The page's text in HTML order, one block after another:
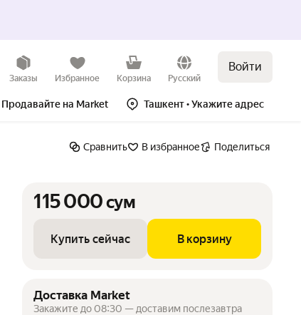
Заказы Избранное Корзина Русский
Войти
Продавайте на Market Ташкент• Укажите адрес
Сравнить В избранное Поделиться
115 000сум
Купить сейчас В корзину
Купить сейчас В корзину
Доставка Market
Закажите до 08:30 — доставим послезавтра